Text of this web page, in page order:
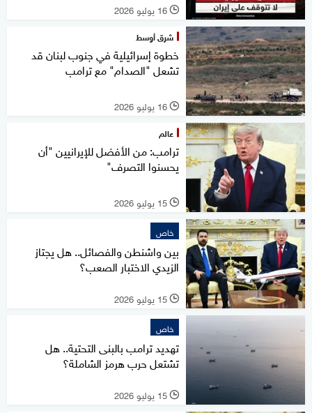
l 16 يوليو 2026
شرق أوسط
خطوة إسرائيلية في جنوب لبنان قد
تشعل "الصدام" مع ترامب
l 16 يوليو 2026
عالم
ترامب: من الأفضل للإيرانيين "أن
يحسنوا التصرف"
l 15 يوليو 2026
خاص
بين واشنطن والفصائل.. هل يجتاز
الزيدي الاختبار الصعب؟
l 15 يوليو 2026
خاص
تهديد ترامب بالبنى التحتية.. هل
تشتعل حرب هرمز الشاملة؟
l 15 يوليو 2026